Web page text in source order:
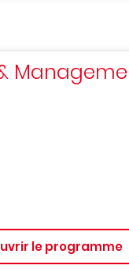
le programme